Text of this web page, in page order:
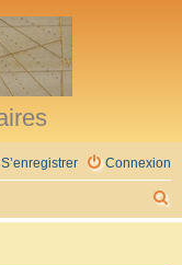
Connexion
S’enregistrer
e